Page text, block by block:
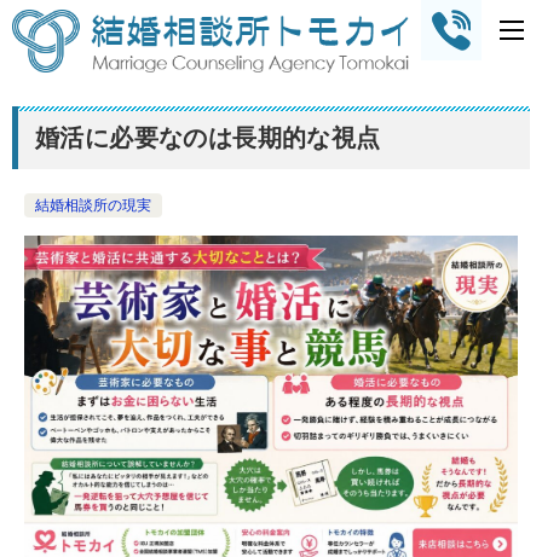
婚活に必要なのは長期的な視点
結婚相談所の現実